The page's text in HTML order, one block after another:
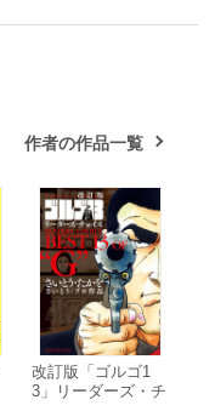
作者の作品一覧
改訂版「ゴルゴ1
3」リーダーズ・チ